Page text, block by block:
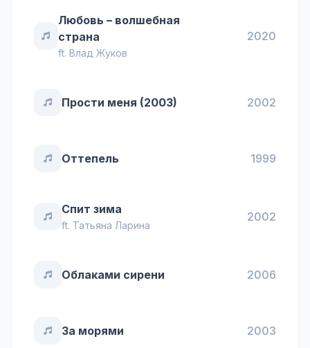
Любовь – волшебная
страна
ft. Влад Жуков
2020
Прости меня (2003) 2002
Оттепель 1999
Спит зима
ft. Татьяна Ларина
2002
Облаками сирени 2006
За морями 2003